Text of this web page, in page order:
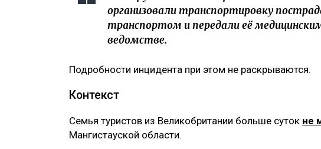
организовали транспортировку
транспортом и передали её
ведомстве.
Подробности инцидента при этом не раскрываются.
Контекст
Семья туристов из Великобритании больше суток не
Мангистауской области.